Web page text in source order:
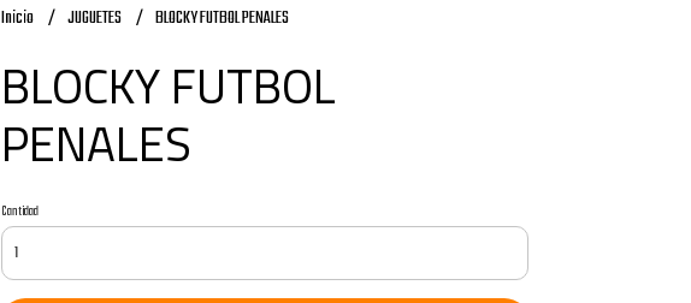
Inicio JUGUETES BLOCKY FUTBOL PENALES
BLOCKY FUTBOL
PENALES
Cantidad